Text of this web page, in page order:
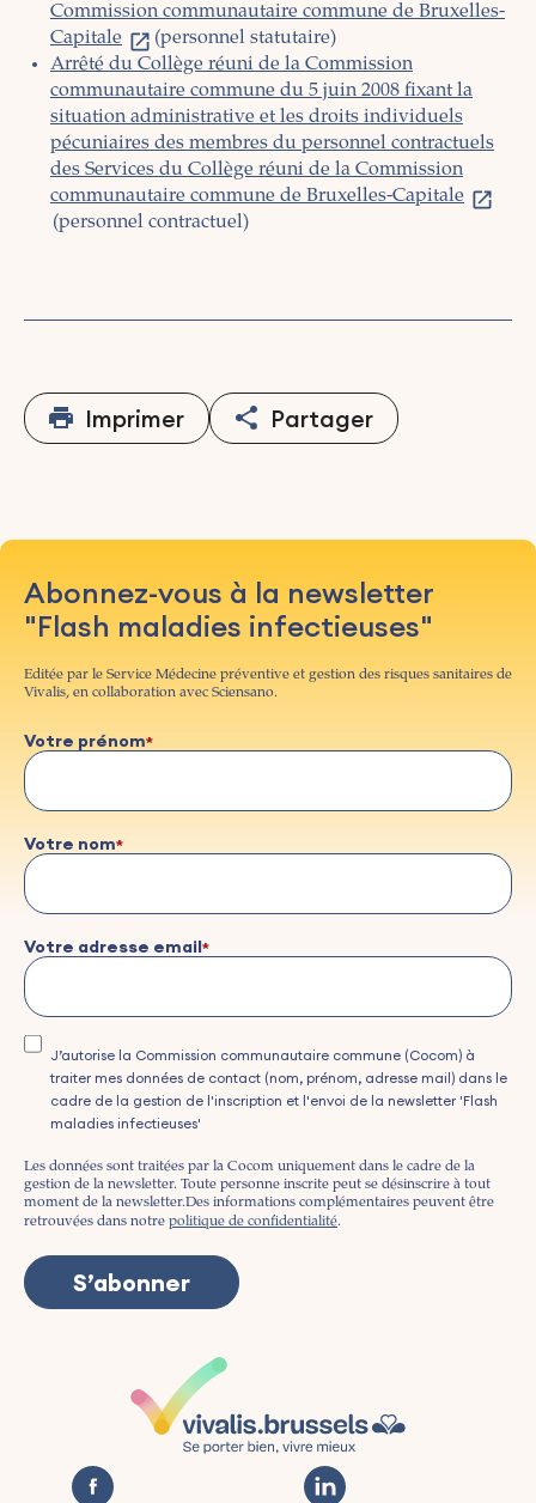
Commission communautaire commune de Bruxelles-
Capitale
(personnel statutaire)
Arrêté du Collège réuni de la Commission
communautaire commune du 5 juin 2008 fixant la
situation administrative et les droits individuels
pécuniaires des membres du personnel contractuels
des Services du Collège réuni de la Commission
communautaire commune de Bruxelles-Capitale
(personnel contractuel)
Imprimer Partager
Abonnez-vous à la newsletter
"Flash maladies infectieuses"
Editée par le Service Médecine préventive et gestion des risques sanitaires de
Vivalis, en collaboration avec Sciensano.
Votre prénom
Votre nom
Votre adresse email
J’autorise la Commission communautaire commune (Cocom) à
traiter mes données de contact (nom, prénom, adresse mail) dans le
cadre de la gestion de l'inscription et l'envoi de la newsletter 'Flash
maladies infectieuses'
Les données sont traitées par la Cocom uniquement dans le cadre de la
gestion de la newsletter. Toute personne inscrite peut se désinscrire à tout
moment de la newsletter.Des informations complémentaires peuvent être
retrouvées dans notre politique de confidentialité.